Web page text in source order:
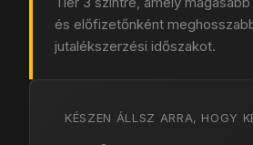
és előfizetőnként
jutalékszerzési időszakot.
KÉSZEN ÁLLSZ ARRA, HOGY